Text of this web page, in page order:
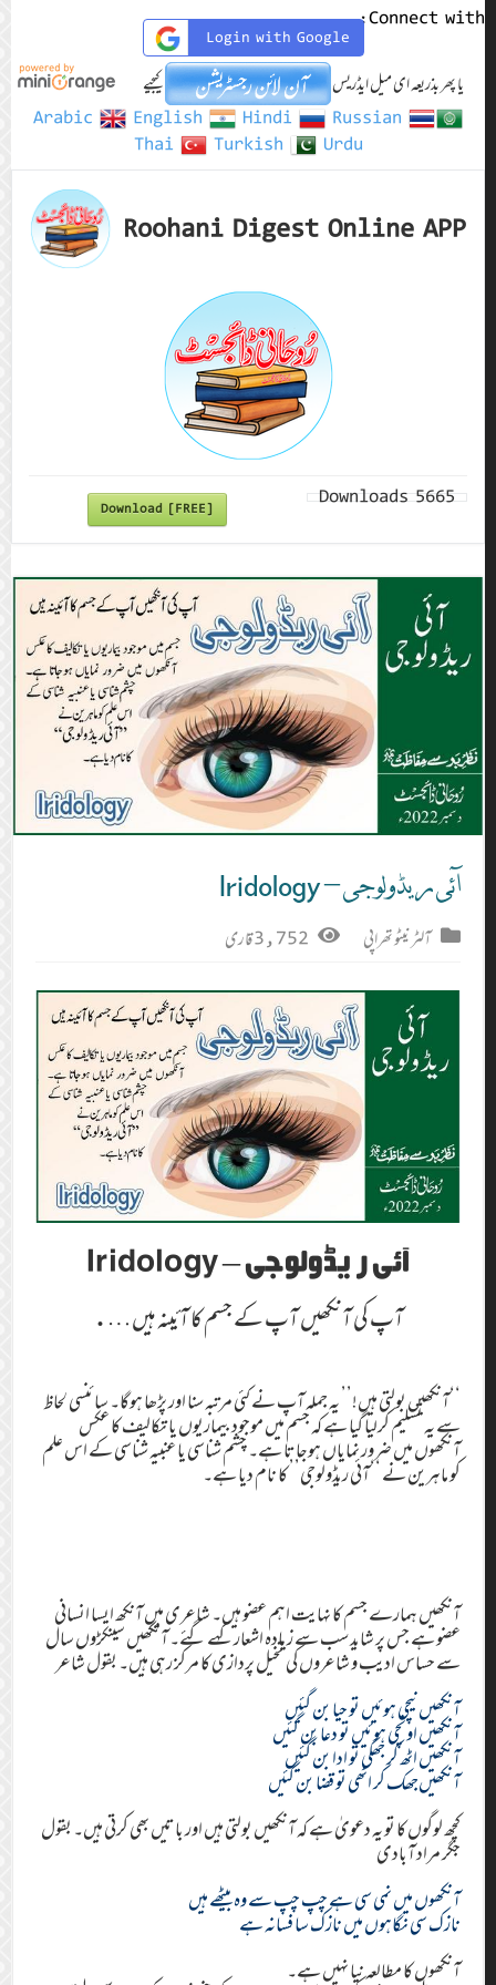
Connect with:
Login with Google
یا پھر بذریعہ ای میل ایڈریس
کیجیے
Arabic
English Hindi
Russian
Thai
Turkish Urdu
Roohani Digest Online APP
Download [FREE] 5665
Downloads
آئی ریڈولوجی – Iridology
آلٹر نیٹو تھراپی 3,752 قاری
آئی ریڈولوجی – Iridology
آپ کی آنکھیں آپ کے جسم کا آئینہ ہیں….
‘‘آنکھیں بولتی ہیں!’’ یہ جملہ آپ نے کئی مرتبہ سنا اور پڑھا ہوگا۔ سائنسی لحاظ
سے یہ تسلیم کرلیا گیا ہے کہ جسم میں موجود بیماریوں یا تکالیف کا عکس
آنکھوں میں ضرور نمایاں ہوجاتا ہے۔ چشم شناسی یا عنبیہ شناسی کے اس علم
کو ماہرین نے ‘‘آئی ریڈولوجی’’ کا نام دیا ہے۔
آنکھیں ہمارے جسم کا نہایت اہم عضو ہیں۔ شاعری میں آنکھ ایسا انسانی
عضو ہے جس پر شاید سب سے زیادہ اشعار کہے گئے۔ آنکھیں سینکڑوں سال
سے حساس ادیب و شاعروں کی تخیل پردازی کا مرکز رہی ہیں۔ بقول شاعر
آنکھیں نیچی ہوئیں تو حیا بن گئیں
آنکھیں اونچی ہوئیں تو دعا بن گئیں
آنکھیں اٹھ کر جھکی تو ادا بن گئیں
آنکھیں‌جھک کر اٹھی تو قضا بن گئیں
کچھ لوگوں کا تو یہ دعویٰ ہے کہ آنکھیں بولتی ہیں اور باتیں بھی کرتی ہیں۔ بقول
جگر مراد آبادی
آنکھوں میں نمی سی ہے چپ چپ سے وہ بیٹھے ہیں
نازک سی نگاہوں میں نازک سا فسانہ ہے
آنکھوں کا مطالعہ نیا نہیں ہے۔